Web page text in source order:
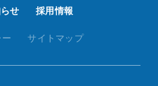
せ 採用情報
サイトマップ